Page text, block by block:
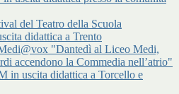
del Teatro della Scuola
didattica a Trento
"Dantedì al Liceo Medi,
accendono la Commedia nell’atrio"
in uscita didattica a Torcello e